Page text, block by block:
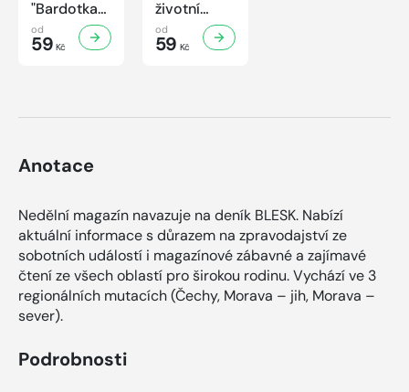
"Bardotka"
Jana
Brejchová
Mezi slávou
od
59 Kč
životní
příběh
sympaťáka
českého
od
59 Kč
Anotace
Nedělní magazín navazuje na deník BLESK. Nabízí
aktuální informace s důrazem na zpravodajství ze
sobotních událostí i magazínové zábavné a zajímavé
čtení ze všech oblastí pro širokou rodinu. Vychází ve 3
regionálních mutacích (Čechy, Morava – jih, Morava –
sever).
Podrobnosti